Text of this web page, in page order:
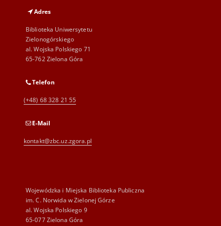
Adres
Biblioteka Uniwersytetu
Zielonogórskiego
al. Wojska Polskiego 71
65-762 Zielona Góra
Telefon
(+48) 68 328 21 55
E-Mail
kontakt@zbc.uz.zgora.pl
Wojewódzka i Miejska Biblioteka Publiczna
im. C. Norwida w Zielonej Górze
al. Wojska Polskiego 9
65-077 Zielona Góra